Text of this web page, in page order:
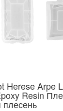
Herese Arpe
Resin
плесень